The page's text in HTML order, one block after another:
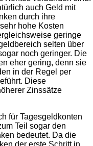
auch Geld mit
durch ihre
hohe Kosten
geringe
selten über
noch geringer. Die
eher gering, denn sie
in der Regel per
Diese
Zinssätze
für Tagesgeldkonten
Teil sogar den
bedeutet. Da die
der erste Schritt in